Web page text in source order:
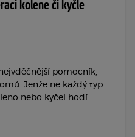
kolene či kyčle
pomocník,
Jenže ne každý typ
nebo kyčel hodí.